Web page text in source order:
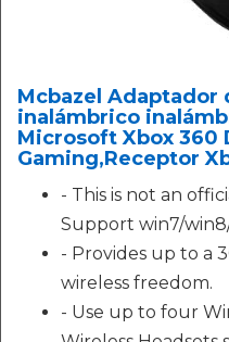
Mcbazel Adaptador
inalámbrico
Microsoft Xbox 360
Gaming,Receptor
- This is not an
Support win7/
- Provides up to a
wireless freedom.
- Use up to four